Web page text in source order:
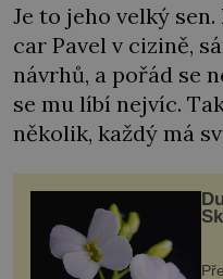
Je to jeho velký
car Pavel v cizině,
návrhů, a pořád se
se mu líbí nejvíc.
několik, každý má